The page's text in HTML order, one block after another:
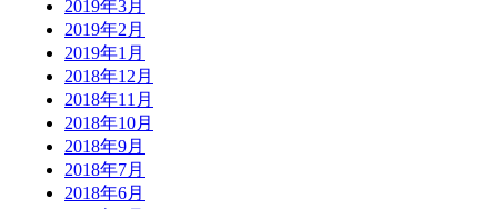
2019年3月
2019年2月
2019年1月
2018年12月
2018年11月
2018年10月
2018年9月
2018年7月
2018年6月